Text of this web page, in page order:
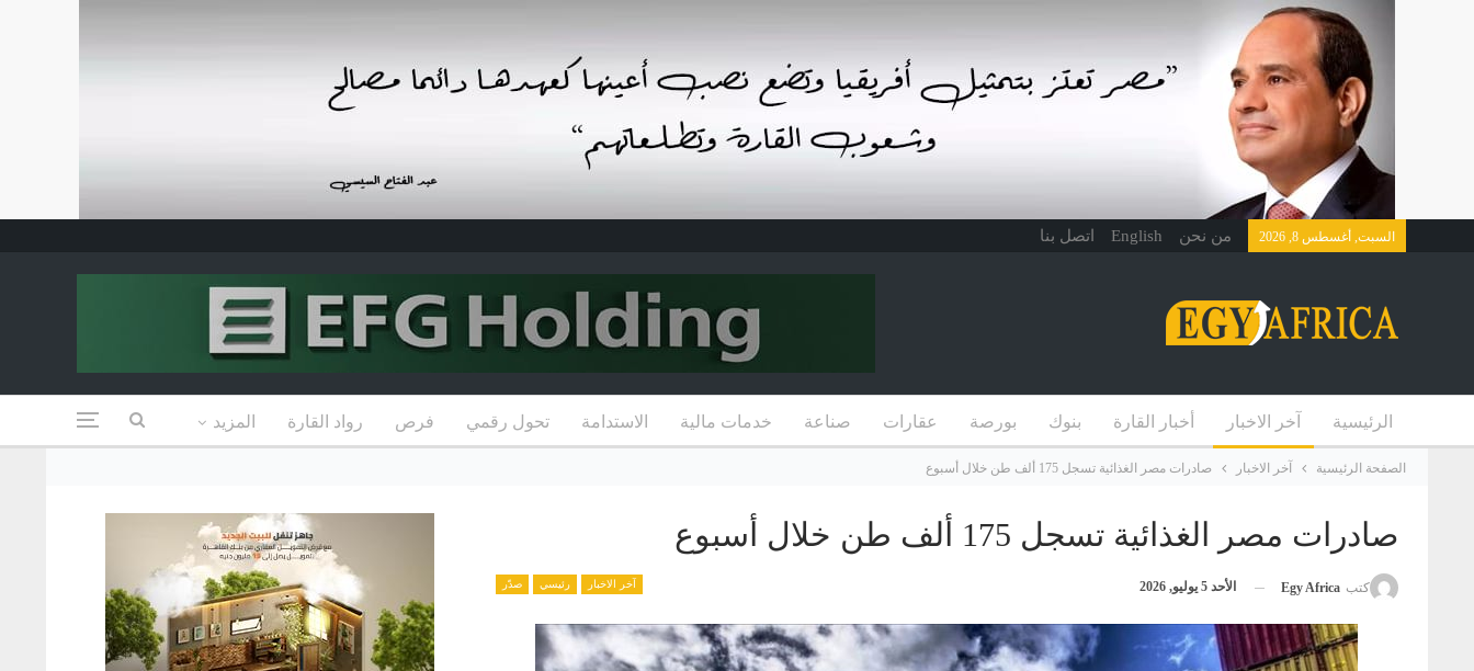
السبت, أغسطس 8, 2026 من نحن English اتصل بنا
الرئيسية آخر الاخبار أخبار القارة بنوك بورصة عقارات صناعة خدمات مالية الاستدامة تحول رقمي فرص رواد القارة المزيد
الصفحة الرئيسية آخر الاخبار صادرات مصر الغذائية تسجل 175 ألف طن خلال أسبوع
صادرات مصر الغذائية تسجل 175 ألف طن خلال أسبوع
آخر الاخبار رئيسي صدّر كتب Egy Africa الأحد 5 يوليو, 2026